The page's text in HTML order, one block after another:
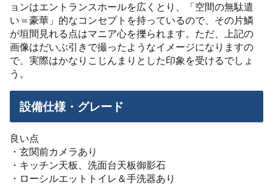
ョンはエントランスホールを広くとり、「空間の無駄遣
い＝豪華」的なコンセプトを持っているので、その片鱗
が垣間見れる点はマニア心を擽られます。ただ、上記の
画像はだいぶ引きで撮ったようなイメージになりますの
で、実際はかなりこじんまりとした印象を受けるでしょ
う。
設備仕様・グレード
良い点
・玄関前カメラあり
・キッチン天板、洗面台天板御影石
・ローシルエットトイレ＆手洗器あり